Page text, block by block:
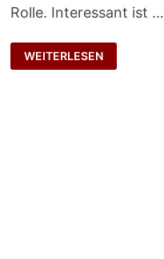
Rolle. Interessant ist …
GROSSE I
RRITATIONEN
WEITERLESEN